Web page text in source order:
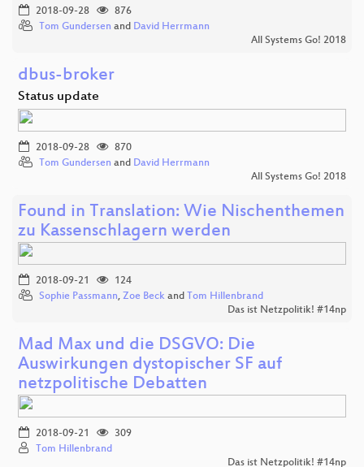
2018-09-28
876
Tom Gundersen and David Herrmann
All Systems Go! 2018
dbus-broker
Status update
2018-09-28
870
Tom Gundersen and David Herrmann
All Systems Go! 2018
Found in Translation: Wie Nischenthemen
zu Kassenschlagern werden
2018-09-21
124
Sophie Passmann, Zoe Beck and Tom Hillenbrand
Das ist Netzpolitik! #14np
Mad Max und die DSGVO: Die
Auswirkungen dystopischer SF auf
netzpolitische Debatten
2018-09-21
309
Tom Hillenbrand
Das ist Netzpolitik! #14np